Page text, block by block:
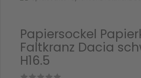
Papiersockel
Faltkranz Dacia
H16.5